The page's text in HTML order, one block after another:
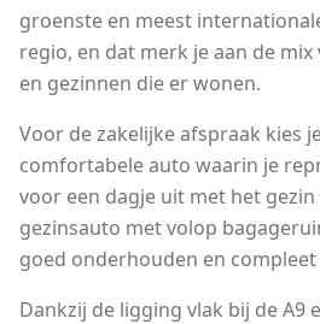
groenste en meest
regio, en dat merk je aan de
en gezinnen die er wonen.
Voor de zakelijke afspraak kies
comfortabele auto waarin je
voor een dagje uit met het
gezinsauto met volop
goed onderhouden en
Dankzij de ligging vlak bij de A9